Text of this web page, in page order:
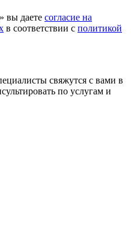
вы даете согласие на
в соответствии с политикой
свяжутся с вами в
по услугам и